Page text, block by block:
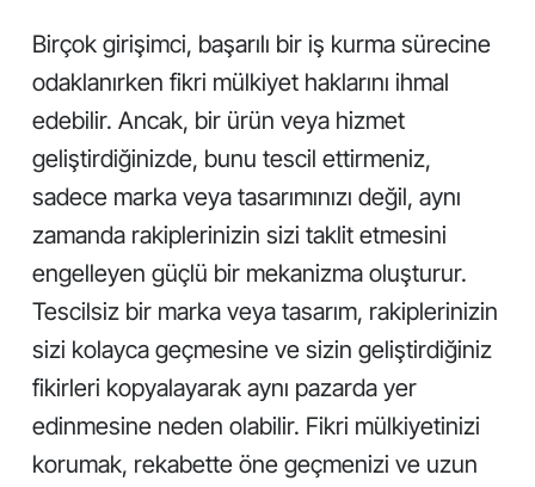
Birçok girişimci, başarılı bir iş kurma sürecine
odaklanırken fikri mülkiyet haklarını ihmal
edebilir. Ancak, bir ürün veya hizmet
geliştirdiğinizde, bunu tescil ettirmeniz,
sadece marka veya tasarımınızı değil, aynı
zamanda rakiplerinizin sizi taklit etmesini
engelleyen güçlü bir mekanizma oluşturur.
Tescilsiz bir marka veya tasarım, rakiplerinizin
sizi kolayca geçmesine ve sizin geliştirdiğiniz
fikirleri kopyalayarak aynı pazarda yer
edinmesine neden olabilir. Fikri mülkiyetinizi
korumak, rekabette öne geçmenizi ve uzun